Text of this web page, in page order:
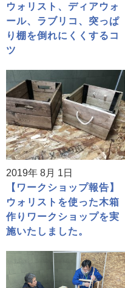
ウォリスト、ディアウォ
ール、ラブリコ、突っぱ
り棚を倒れにくくするコ
ツ
2019年 8月 1日
【ワークショップ報告】
ウォリストを使った木箱
作りワークショップを実
施いたしました。